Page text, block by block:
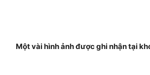
Một vài hình ảnh được ghi nhận tại